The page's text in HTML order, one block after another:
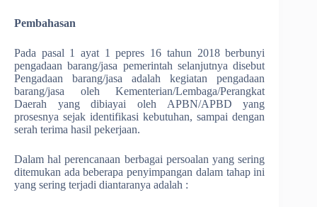
Pembahasan
Pada pasal 1 ayat 1 pepres 16 tahun 2018 berbunyi
pengadaan barang/jasa pemerintah selanjutnya disebut
Pengadaan barang/jasa adalah kegiatan pengadaan
barang/jasa oleh Kementerian/Lembaga/Perangkat
Daerah yang dibiayai oleh APBN/APBD yang
prosesnya sejak identifikasi kebutuhan, sampai dengan
serah terima hasil pekerjaan.
Dalam hal perencanaan berbagai persoalan yang sering
ditemukan ada beberapa penyimpangan dalam tahap ini
yang sering terjadi diantaranya adalah :